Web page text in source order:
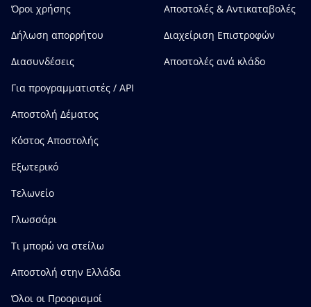
Όροι χρήσης
Δήλωση απορρήτου
Διασυνδέσεις
Για προγραμματιστές / API
Αποστολή Δέματος
Κόστος Αποστολής
Εξωτερικό
Τελωνείο
Γλωσσάρι
Τι μπορώ να στείλω
Αποστολή στην Ελλάδα
Όλοι οι Προορισμοί
Αποστολές & Αντικαταβολές
Διαχείριση Επιστροφών
Αποστολές ανά κλάδο